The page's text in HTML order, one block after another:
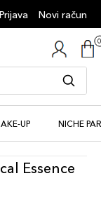
Prijava Novi račun
UP NICHE
Essence